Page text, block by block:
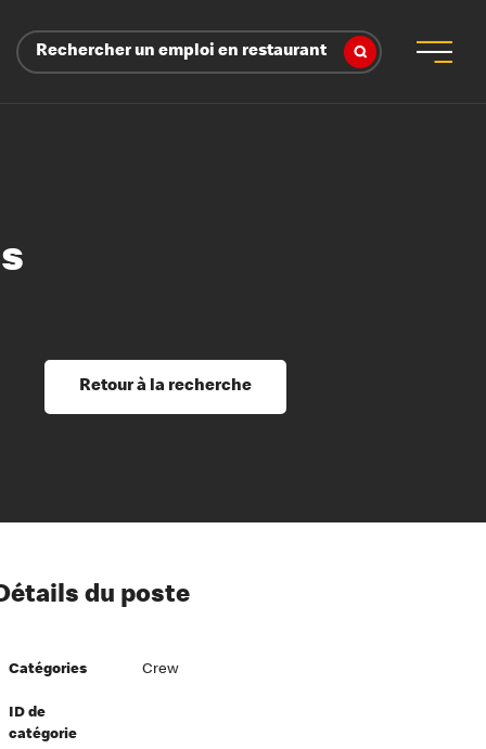
Rechercher un emploi en restaurant
et perfectionnement
du savoir
à l’égard de nos employés
directeurs
équité et inclusion
au travail
Retour à la recherche
du poste
Catégories Crew
ID de
catégorie